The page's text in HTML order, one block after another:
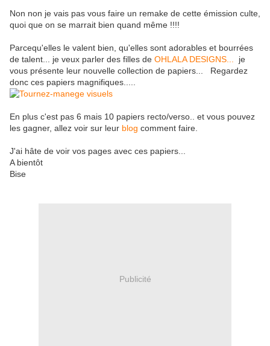
Non non je vais pas vous faire un remake de cette émission culte,
quoi que on se marrait bien quand même !!!!
Parcequ'elles le valent bien, qu'elles sont adorables et bourrées
de talent... je veux parler des filles de OHLALA DESIGNS...
je
vous présente leur nouvelle collection de papiers... Regardez
donc ces papiers magnifiques.....
En plus c'est pas 6 mais 10 papiers recto/verso.. et vous pouvez
les gagner, allez voir sur leur blog comment faire.
J'ai hâte de voir vos pages avec ces papiers...
A bientôt
Bise
Publicité